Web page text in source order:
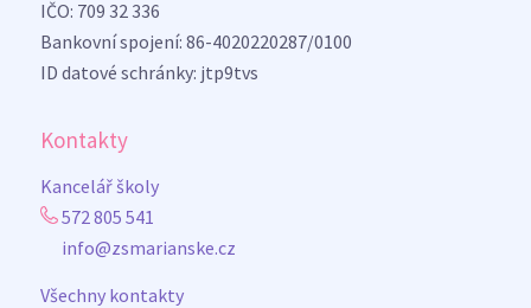
IČO: 709 32 336
Bankovní spojení: 86-4020220287/0100
ID datové schránky: jtp9tvs
Kontakty
Kancelář školy
572 805 541
info@zsmarianske.cz
Všechny kontakty